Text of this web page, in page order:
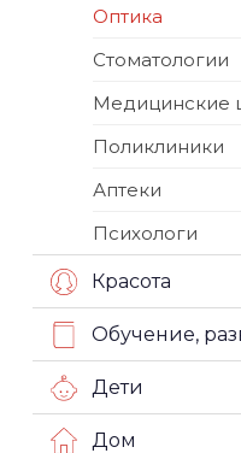
Оптика
Стоматологии
Медицинские
Поликлиники
Аптеки
Психологи
Красота
Обучение,
Дети
Дом